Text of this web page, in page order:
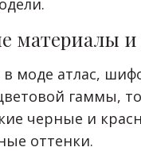
материалы и
в моде атлас,
гаммы,
черные и
оттенки.